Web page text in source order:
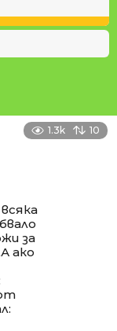
1.3k 10
за
ако